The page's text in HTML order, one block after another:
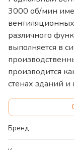
3000 об/мин
различного
выполняется в
производится
стенах зданий
Бренд